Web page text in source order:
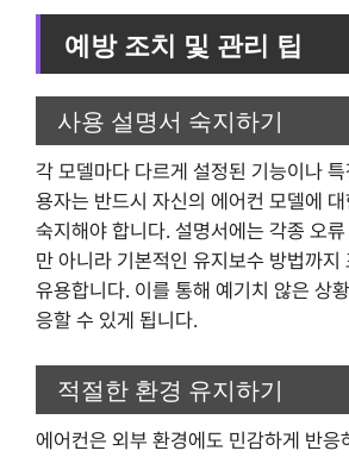
예방 조치 및 관리 팁
사용 설명서 숙지하기
각 모델마다 다르게 설정된 기능이나
용자는 반드시 자신의 에어컨 모델에
숙지해야 합니다. 설명서에는 각종 오
만 아니라 기본적인 유지보수 방법까지
유용합니다. 이를 통해 예기치 않은 상
응할 수 있게 됩니다.
적절한 환경 유지하기
에어컨은 외부 환경에도 민감하게 반응